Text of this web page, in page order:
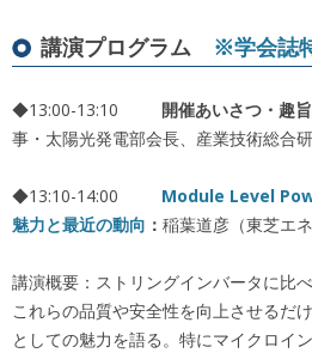
講演プログラム ※学会誌
◆13:00-13:10 開催あいさつ・趣
事・太陽光発電部会長、産業技術総合研
◆13:10-14:00 Module Level
魅力と最近の動向 ： 稲葉道彦（東芝エ
講演概要：ストリングインバータに比
これらの品質や安全性を向上させるだ
としての魅力を語る。特にマイクロイ